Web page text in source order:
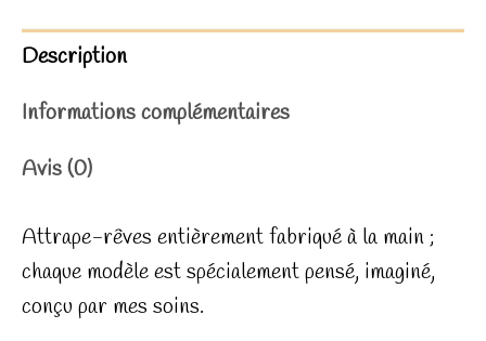
Mini
Rose
saumon
Description
Informations complémentaires
Avis (0)
Attrape-rêves entièrement fabriqué à la main ;
chaque modèle est spécialement pensé, imaginé,
conçu par mes soins.